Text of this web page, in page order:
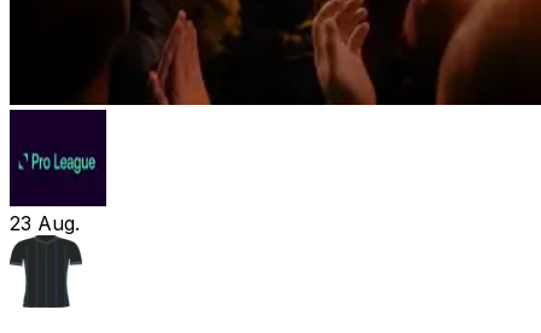
23 Aug.